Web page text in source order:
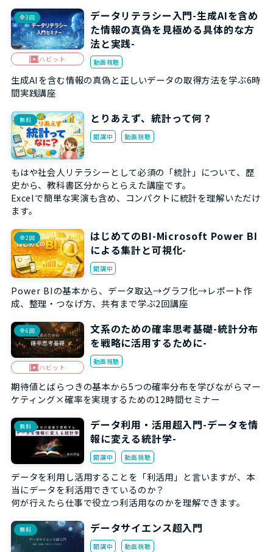
全3回
ハビット
データリテラシー入門-生成AIを含め
た情報の真偽を見極める具体的な方
法と実践-
動画視聴
生成AIを含む情報の真偽と正しいデータの取得方法を学ぶ6時
間実践講座
無料 とりあえず、統計って何？
開講中 動画視聴
もはや社会人リテラシーとして必須の「統計」について、歴
史から、教科書区分からとらえた講座です。
Excelで簡単な実演も含め、コンパクトに統計を理解いただけ
ます。
全2回
はじめてのBI-Microsoft Power BI
による集計と可視化-
開講中
Power BIの基本から、データ取込→グラフ化→レポート作
成、整理・つなげ方、共有まで学ぶ2回講座
全6回
ハビット
文系のための確率思考基礎-統計分布
を戦略に活用するために-
動画視聴
期待値とばらつきの基本から5つの確率分布を学びながらマー
ケティング×確率を実現するための12時間セミナー
無料
データ利用・活用超入門-データを情
報に変える統計学-
開講中 動画視聴
データを利用し活用することを「利活用」と言いますが、本
当にデータを利活用できているのか？
何が行えたら仕事で役立つ利活用なのかを理解できます。
無料 データサイエンス超入門
開講中 動画視聴